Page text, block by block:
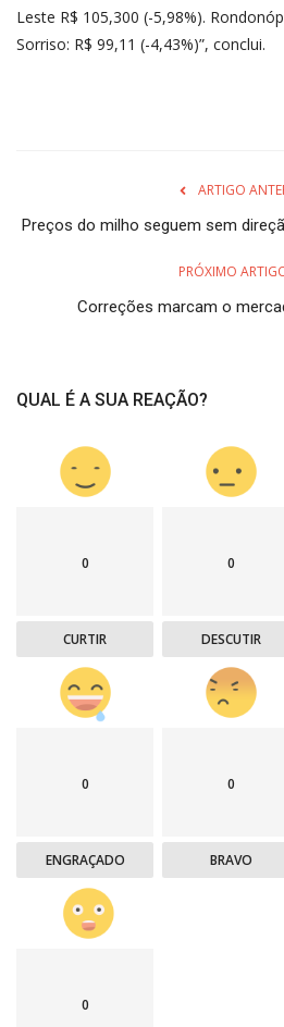
Leste R$ 105,300 (-5,98%).
Sorriso: R$ 99,11 (-4,43%)”, conclui.
ARTIGO
Preços do milho seguem sem
PRÓXIMO
Correções marcam o
QUAL É A SUA REAÇÃO?
0
CURTIR
0
DESCUTIR
0
ENGRAÇADO
0
BRAVO
0